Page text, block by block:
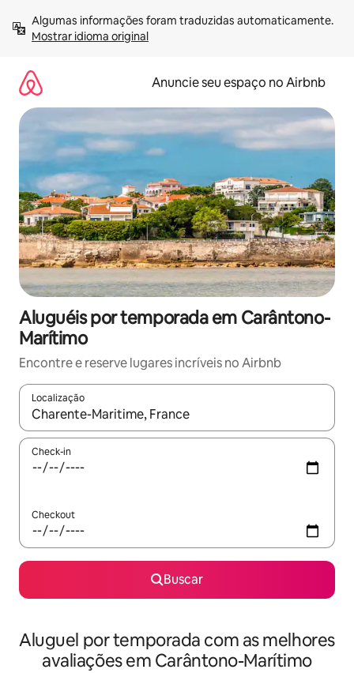
para
Mostrar idioma original
Anuncie seu espaço no Airbnb
Aluguéis por temporada em Carântono-
Marítimo
Encontre e reserve lugares incríveis no Airbnb
Localização
Quando os resultados estiverem disponíveis, explore-os
Check-in
Checkout
Buscar
Aluguel por temporada com as melhores
avaliações em Carântono-Marítimo